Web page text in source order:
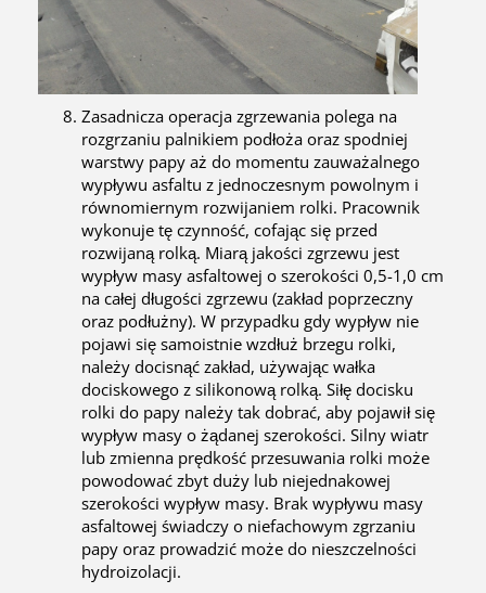
Zasadnicza operacja zgrzewania polega na
rozgrzaniu palnikiem podłoża oraz spodniej
warstwy papy aż do momentu zauważalnego
wypływu asfaltu z jednoczesnym powolnym i
równomiernym rozwijaniem rolki. Pracownik
wykonuje tę czynność, cofając się przed
rozwijaną rolką. Miarą jakości zgrzewu jest
wypływ masy asfaltowej o szerokości 0,5-1,0 cm
na całej długości zgrzewu (zakład poprzeczny
oraz podłużny). W przypadku gdy wypływ nie
pojawi się samoistnie wzdłuż brzegu rolki,
należy docisnąć zakład, używając wałka
dociskowego z silikonową rolką. Siłę docisku
rolki do papy należy tak dobrać, aby pojawił się
wypływ masy o żądanej szerokości. Silny wiatr
lub zmienna prędkość przesuwania rolki może
powodować zbyt duży lub niejednakowej
szerokości wypływ masy. Brak wypływu masy
asfaltowej świadczy o niefachowym zgrzaniu
papy oraz prowadzić może do nieszczelności
hydroizolacji.